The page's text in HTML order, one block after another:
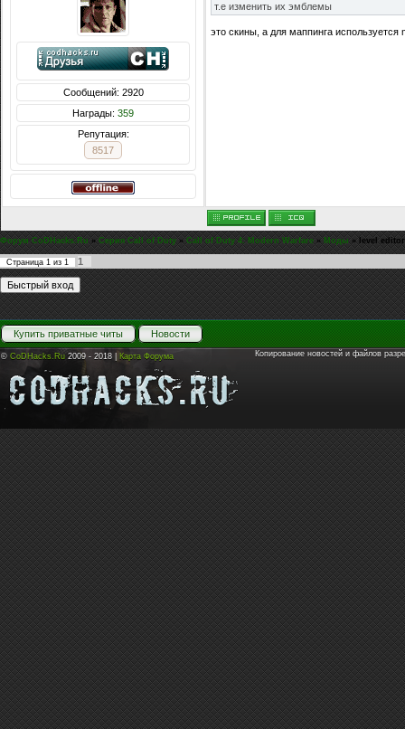
Сообщений: 2920
Награды: 359
Репутация:
8517
т.е изменить их эмблемы
это скины, а для маппинга используется
Форум CoDHacks.Ru » Серия Call of Duty » Call of Duty 4: Modern Warfare » Моды » level editor
Страница 1 из 1 1
Купить приватные читы Новости
© CoDHacks.Ru 2009 - 2018 | Карта Форума Копирование новостей и файлов